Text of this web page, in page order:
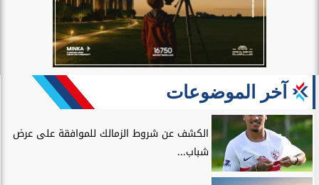
آخر الموضوعات
الكشف عن شروط الزمالك للموافقة على عرض
شباب...